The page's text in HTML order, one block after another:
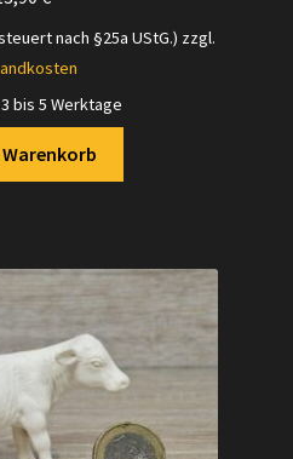
nach §25a UStG.) zzgl.
3 bis 5 Werktage
Warenkorb